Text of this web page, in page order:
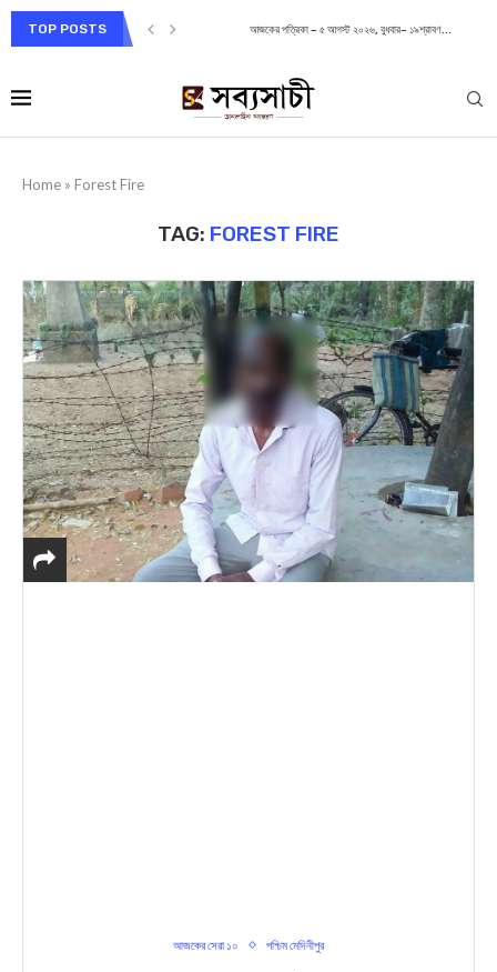
TOP POSTS আজকের পত্রিকা – ৫ আগস্ট ২০২৬, বুধবার– ১৯শ্রাবণ...
Home » Forest Fire
TAG: FOREST FIRE
আজকের সেরা ১০ পশ্চিম মেদিনীপুর